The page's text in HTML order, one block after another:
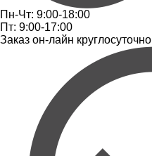
Пн-Чт: 9:00-18:00
Пт: 9:00-17:00
Заказ он-лайн круглосуточно